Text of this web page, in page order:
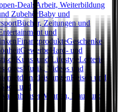
Deals Arbeit, Weiterbildung
ZubehörBaby und
Bücher, Zeitungen und
und
FinanzprodukteGeschenke
GewerbeHard- und
Kunst und LifestyleLotterie
Musik, Videos und
Reisen und
Sport und
Wohnen, Haus und